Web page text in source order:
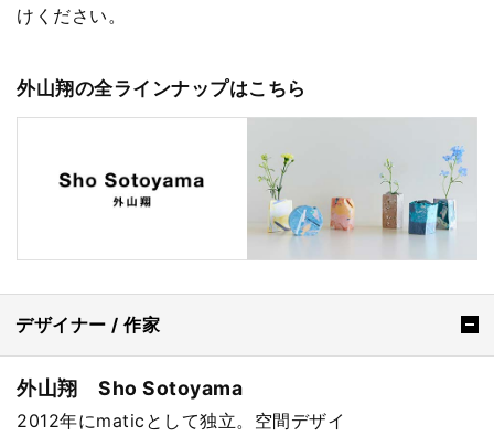
けください。
外山翔の全ラインナップはこちら
デザイナー / 作家
外山翔 Sho Sotoyama
2012年にmaticとして独立。空間デザイ